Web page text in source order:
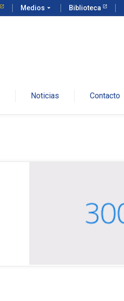
Medios arrow_drop_down Biblioteca
Noticias Contacto